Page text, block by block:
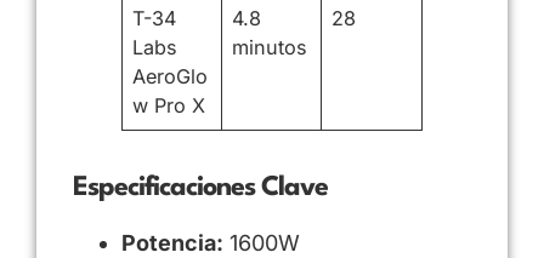
T-34
Labs
AeroGlo
w Pro X
4.8
minutos
28
Especificaciones Clave
Potencia: 1600W